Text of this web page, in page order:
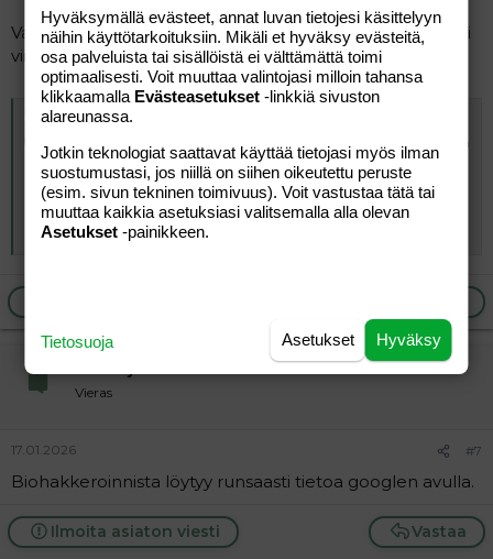
Vastaan itse, ehkä ei olekaan noista kyse, kun professori
viittaa "aatteeseen".
Sanna Ukkola laihtui äärimmäisellä tavalla 20 kiloa – Professori pysähtyi: ”Aivan absurdi ajatus”
Toimittaja Sanna Ukkolan elämä on viime vuoden aikana
muuttunut totaalisesti. Mittavien testien perusteella
hänen terveytensä on aivan poikkeuksellisella tolalla.
Professori kommentoi suorin sanoin aatetta, jossa
tavoitellaan optimaalista terveyttä.
www.iltalehti.fi
Vieras
17.01.2026 #7
Biohakkeroinnista löytyy runsaasti tietoa googlen avulla.
Vastaa
Ilmoita asiaton viesti
Hyväksymällä evästeet, annat luvan tietojesi käsittelyyn
näihin käyttötarkoituksiin. Mikäli et hyväksy evästeitä,
osa palveluista tai sisällöistä ei välttämättä toimi
optimaalisesti. Voit muuttaa valintojasi milloin tahansa
klikkaamalla Evästeasetukset -linkkiä sivuston
alareunassa.
Jotkin teknologiat saattavat käyttää tietojasi myös ilman
suostumustasi, jos niillä on siihen oikeutettu peruste
(esim. sivun tekninen toimivuus). Voit vastustaa tätä tai
muuttaa kaikkia asetuksiasi valitsemalla alla olevan
Asetukset -painikkeen.
Hyväksy
Asetukset
Tietosuoja